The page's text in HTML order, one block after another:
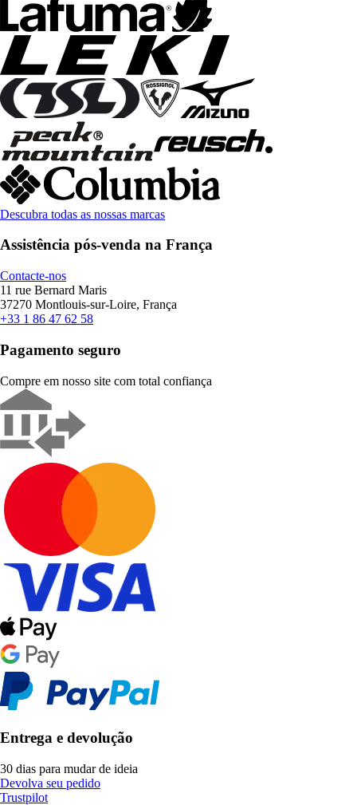
Descubra todas as nossas marcas
Assistência pós-venda na França
Contacte-nos
11 rue Bernard Maris
37270 Montlouis-sur-Loire, França
+33 1 86 47 62 58
Pagamento seguro
Compre em nosso site com total confiança
Entrega e devolução
30 dias para mudar de ideia
Devolva seu pedido
Trustpilot